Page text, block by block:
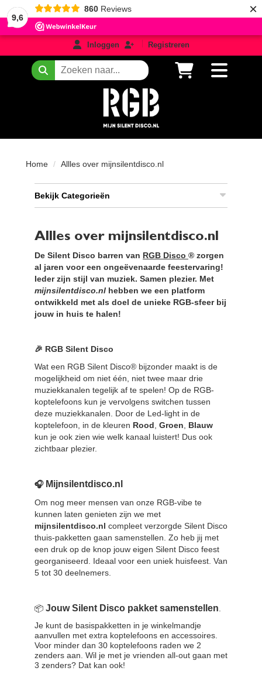
9,6
860 Reviews ×
login
Inloggen registreren
Registreren
Zoeken
Home Allles over mijnsilentdisco.nl
Bekijk Categorieën
Allles over mijnsilentdisco.nl
De Silent Disco barren van RGB Disco ® zorgen
al jaren voor een ongeëvenaarde feestervaring!
Ieder zijn stijl van muziek. Samen plezier. Met
mijnsilentdisco.nl hebben we een platform
ontwikkeld met als doel de unieke RGB-sfeer bij
jouw in huis te halen!
🎉 RGB Silent Disco
Wat een RGB Silent Disco® bijzonder maakt is de
mogelijkheid om niet één, niet twee maar drie
muziekkanalen tegelijk af te spelen! Op de RGB-
koptelefoons kun je vervolgens switchen tussen
deze muziekkanalen. Door de Led-light in de
koptelefoon, in de kleuren Rood Groen
Blauw
kun je ook zien wie welk kanaal luistert! Dus ook
zichtbaar plezier.
🎧 Mijnsilentdisco.nl
Om nog meer mensen van onze RGB-vibe te
kunnen laten genieten zijn we met
mijnsilentdisco.nl compleet verzorgde Silent Disco
thuis-pakketten gaan samenstellen. Zo heb jij met
een druk op de knop jouw eigen Silent Disco feest
georganiseerd. Ideaal voor een uniek huisfeest. Van
5 tot 30 deelnemers.
📦 Jouw Silent Disco pakket samenstellen
Je kunt de basispakketten in je winkelmandje
aanvullen met extra koptelefoons en accessoires.
Voor minder dan 30 koptelefoons raden we 2
zenders aan. Wil je met je vrienden all-out gaan met
3 zenders? Dat kan ook!